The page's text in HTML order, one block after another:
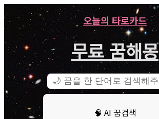
오늘의 타로카드
무료 꿈해몽
🧠 AI 꿈검색